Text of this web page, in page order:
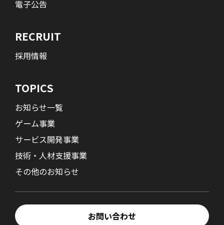
電子公告
RECRUIT
採用情報
TOPICS
お知らせ一覧
ゲーム事業
サービス開発事業
技術・人材支援事業
その他のお知らせ
お問い合わせ